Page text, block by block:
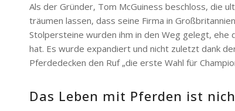
Als der Gründer, Tom McGuiness beschloss, die
träumen lassen, dass seine Firma in
Stolpersteine wurden ihm in den Weg gelegt,
hat. Es wurde expandiert und nicht zuletzt dank
Pferdedecken den Ruf „die erste Wahl für
Das Leben mit Pferden ist